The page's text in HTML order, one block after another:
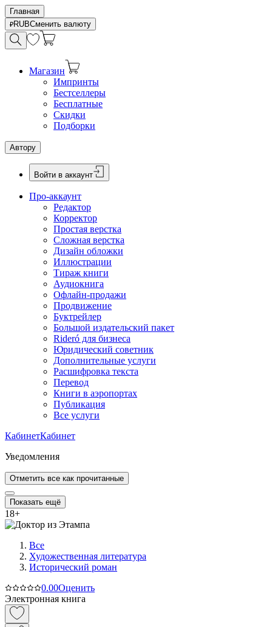
Главная
RUBСменить валюту
Магазин
Импринты
Бестселлеры
Бесплатные
Скидки
Подборки
Автору
Войти в аккаунт
Про-аккаунт
Редактор
Корректор
Простая верстка
Сложная верстка
Дизайн обложки
Иллюстрации
Тираж книги
Аудиокнига
Офлайн-продажи
Продвижение
Буктрейлер
Большой издательский пакет
Rideró для бизнеса
Юридический советник
Дополнительные услуги
Расшифровка текста
Перевод
Книги в аэропортах
Публикация
Все услуги
КабинетКабинет
Уведомления
Отметить все как прочитанные
Показать ещё
18+
Все
Художественная литература
Исторический роман
0.00Оценить
Электронная книга